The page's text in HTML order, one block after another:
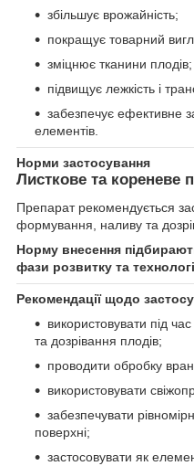
збільшує врожайність;
покращує товарний
зміцнює тканини плодів;
підвищує лежкість і
забезпечує ефективне
елементів.
Норми застосування
Листкове та кореневе
Препарат рекомендується
формування, наливу та
Норму внесення
фази розвитку та
Рекомендації щодо
використовувати під час
та дозрівання плодів;
проводити обробку
використовувати
забезпечувати
поверхні;
застосовувати як